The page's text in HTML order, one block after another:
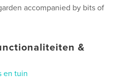
accompanied by bits of
&
en tuin